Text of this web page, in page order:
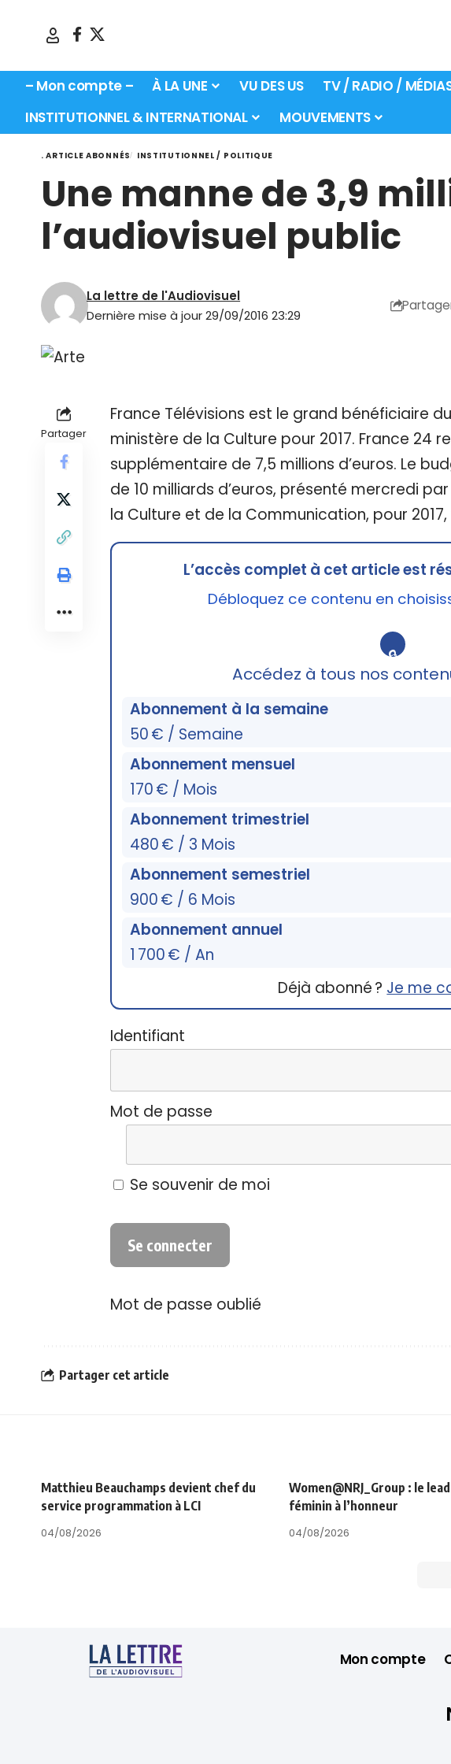
– Mon compte – À LA UNE VU DES US TV / RADIO /
INSTITUTIONNEL & INTERNATIONAL
MOUVEMENTS
. ARTICLE ABONNÉS INSTITUTIONNEL / POLITIQUE
Une manne de 3,9
l’audiovisuel public
Dernière mise à jour 29/09/2016 23:29
La lettre de l'Audiovisuel
Partager
France Télévisions est le grand bénéficiaire
ministère de la Culture pour 2017. France 24
supplémentaire de 7,5 millions d’euros. Le
de 10 milliards d’euros, présenté mercredi
la Culture et de la Communication, pour
L’accès complet à cet article est
Débloquez ce contenu en
🔒
Accédez à tous nos
Abonnement à la semaine
50 € / Semaine
Abonnement mensuel
170 € / Mois
Abonnement trimestriel
480 € / 3 Mois
Abonnement semestriel
900 € / 6 Mois
Abonnement annuel
1 700 € / An
Déjà abonné ? Je me
Identifiant
Mot de passe
Se souvenir de moi
Mot de passe oublié
Partager cet article
Matthieu Beauchamps devient chef du
service programmation à LCI
04/08/2026
Women@NRJ_Group : le
féminin à l’honneur
04/08/2026
Mon compte